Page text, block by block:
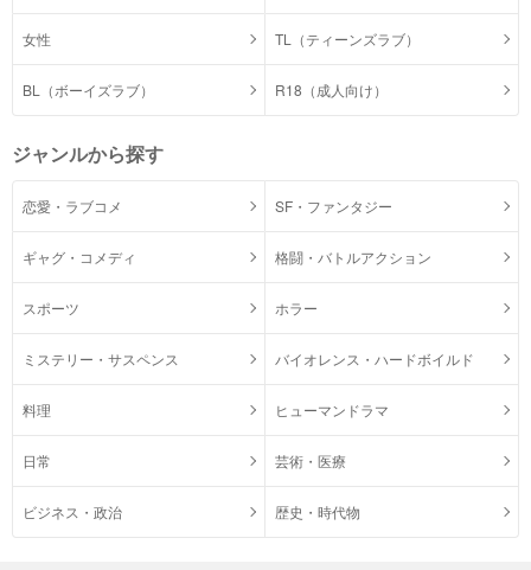
女性 TL（ティーンズラブ）
BL（ボーイズラブ） R18（成人向け）
ジャンルから探す
恋愛・ラブコメ SF・ファンタジー
ギャグ・コメディ 格闘・バトルアクション
スポーツ ホラー
ミステリー・サスペンス バイオレンス・ハードボイルド
料理 ヒューマンドラマ
日常 芸術・医療
ビジネス・政治 歴史・時代物